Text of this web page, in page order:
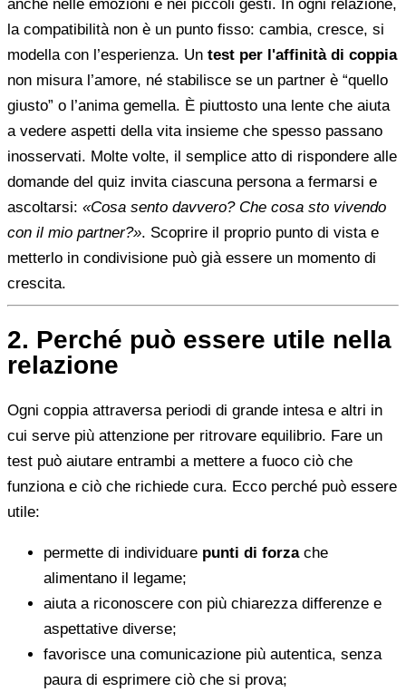
anche nelle emozioni e nei piccoli gesti. In ogni relazione,
la compatibilità non è un punto fisso: cambia, cresce, si
modella con l’esperienza. Un test per l'affinità di coppia
non misura l’amore, né stabilisce se un partner è “quello
giusto” o l’anima gemella. È piuttosto una lente che aiuta
a vedere aspetti della vita insieme che spesso passano
inosservati. Molte volte, il semplice atto di rispondere alle
domande del quiz invita ciascuna persona a fermarsi e
ascoltarsi: «Cosa sento davvero? Che cosa sto vivendo
con il mio partner?». Scoprire il proprio punto di vista e
metterlo in condivisione può già essere un momento di
crescita.
2. Perché può essere utile nella
relazione
Ogni coppia attraversa periodi di grande intesa e altri in
cui serve più attenzione per ritrovare equilibrio. Fare un
test può aiutare entrambi a mettere a fuoco ciò che
funziona e ciò che richiede cura. Ecco perché può essere
utile:
permette di individuare punti di forzache
alimentano il legame;
aiuta a riconoscere con più chiarezza differenze e
aspettative diverse;
favorisce una comunicazione più autentica, senza
paura di esprimere ciò che si prova;